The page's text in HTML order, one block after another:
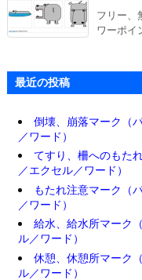
フリー、
ワーポイ
最近の投稿
倒壊、崩落マーク（
／ワード）
てすり、柵へのもた
／エクセル／ワード）
もたれ注意マーク（
／ワード）
給水、給水所マーク
ル／ワード）
休憩、休憩所マーク
ル／ワード）